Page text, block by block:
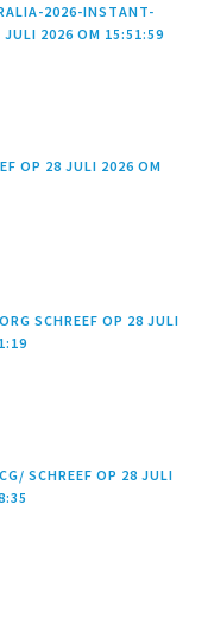
2026-INSTANT-
JULI 2026 OM 15:51:59
OP 28 JULI 2026 OM
SCHREEF OP 28 JULI
SCHREEF OP 28 JULI